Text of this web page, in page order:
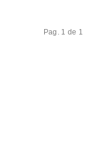
Pag. 1 de 1